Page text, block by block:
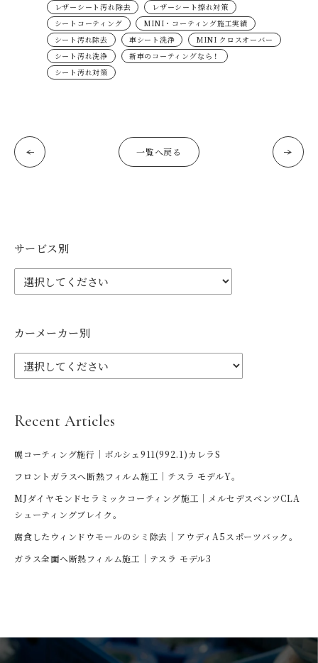
レザーシート汚れ除去
レザーシート擦れ対策
シートコーティング
MINI・コーティング施工実績
シート汚れ除去
車シート洗浄
MINI クロスオーバー
シート汚れ洗浄
新車のコーティングなら！
シート汚れ対策
一覧へ戻る
サービス別
カーメーカー別
Recent Articles
幌コーティング施行｜ポルシェ911(992.1)カレラS
フロントガラスへ断熱フィルム施工｜テスラ モデルY。
MJダイヤモンドセラミックコーティング施工｜メルセデスベンツCLA
シューティングブレイク。
腐食したウィンドウモールのシミ除去｜アウディA5スポーツバック。
ガラス全面へ断熱フィルム施工｜テスラ モデル3